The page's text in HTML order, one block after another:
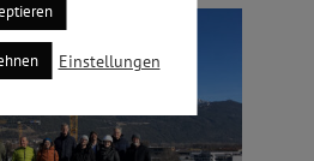
Einstellungen